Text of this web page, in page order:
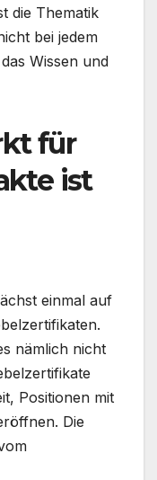
die Thematik
bei jedem
Wissen und
für
ist
einmal auf
nämlich nicht
Positionen mit
Die